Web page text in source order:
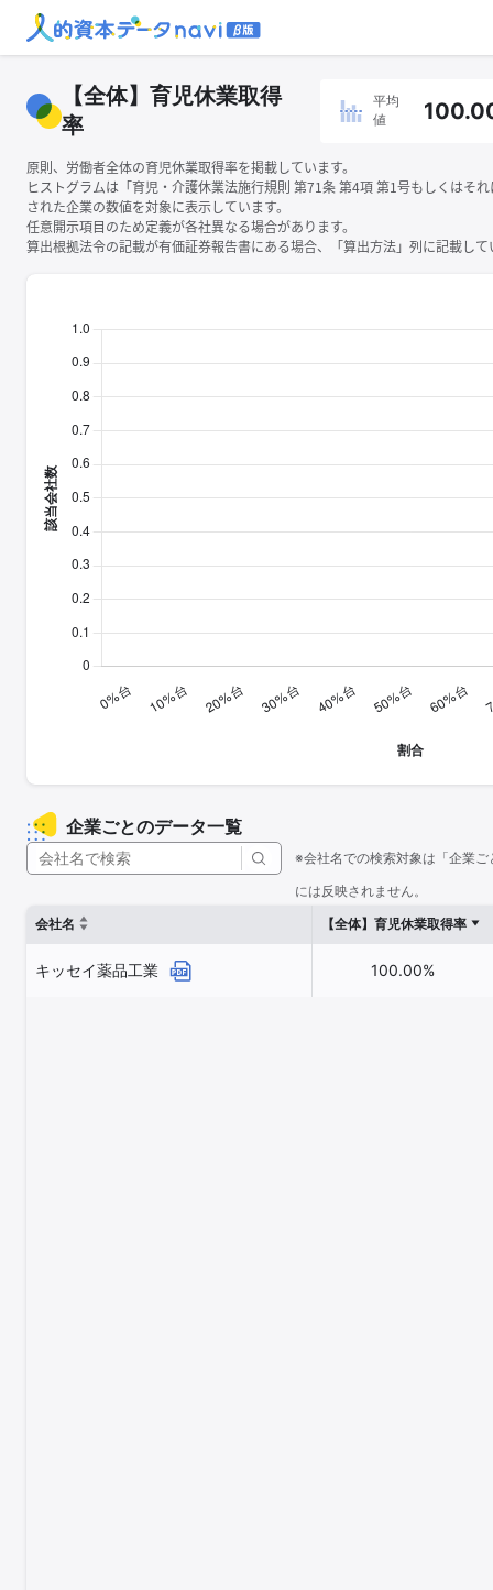
【全体】育児休業取得
率
平均
値
原則、労働者全体の育児休業取得率を掲載しています。
ヒストグラムは「育児・介護休業法施行規則 第71条 第4項 第1号もしくはそ
された企業の数値を対象に表示しています。
任意開示項目のため定義が各社異なる場合があります。
算出根拠法令の記載が有価証券報告書にある場合、「算出方法」列に記載し
企業ごとのデータ一覧
※会社名での検索対象は「企業
には反映されません。
会社名
【全体】育児休業取得率
キッセイ薬品工業 100.00%